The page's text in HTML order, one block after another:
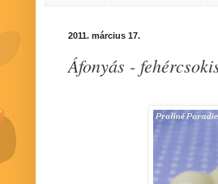
2011. március 17.
Áfonyás -